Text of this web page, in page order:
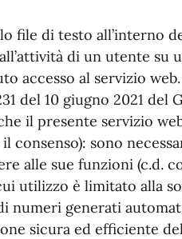
file di testo all’interno
di un utente su
accesso al servizio
del 10 giugno 2021
il presente servizio
consenso): sono
alle sue funzioni (c.d.
utilizzo è limitato alla
numeri generati
sicura ed efficiente